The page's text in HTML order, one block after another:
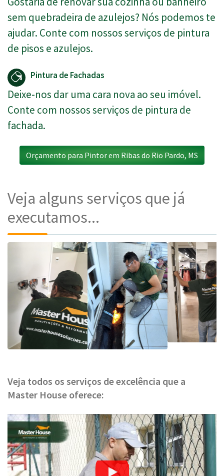
sem quebradeira de azulejos? Nós podemos te
ajudar. Conte com nossos serviços de pintura
de pisos e azulejos.
Pintura de Fachadas
Deixe-nos dar uma cara nova ao seu imóvel.
Conte com nossos serviços de pintura de
fachada.
Orçamento para Pintor em Ribas do Rio Pardo, MS
Veja alguns serviços que já
executamos...
Veja todos os serviços de excelência que a
Master House oferece: